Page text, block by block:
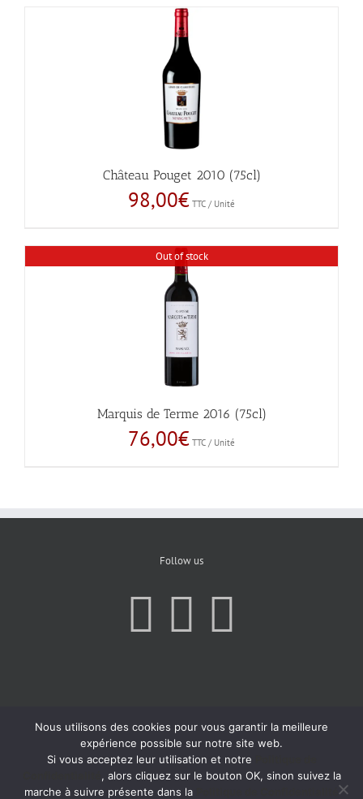
Château Pouget 2010 (75cl)
98,00€ TTC / Unité
Out of stock
Marquis de Terme 2016 (75cl)
76,00€ TTC / Unité
Follow us
Nous utilisons des cookies pour vous garantir la meilleure
expérience possible sur notre site web.
Si vous acceptez leur utilisation et notre
, alors cliquez sur le bouton OK, sinon suivez la
marche à suivre présente dans la